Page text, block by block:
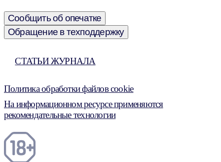
Сообщить об опечатке
Обращение в техподдержку
СТАТЬИ ЖУРНАЛА
Политика обработки файлов cookie
На информационном ресурсе применяются
рекомендательные технологии